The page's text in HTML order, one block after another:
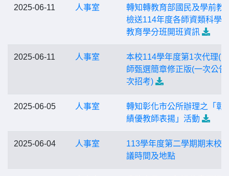
2025-06-11 人事室
轉知轉教育部國民及學前教
檢送114年度各師資類科學
教育學分班開班資訊
2025-06-11 人事室
本校114學年度第1次代理(
師甄選簡章修正版(一次公告
次招考)
2025-06-05 人事室
轉知彰化市公所辦理之「彰
績優教師表揚」活動
2025-06-04 人事室
113學年度第二學期期末校
議時間及地點